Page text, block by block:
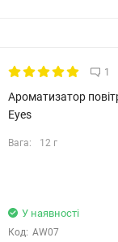
1
Ароматизатор
Eyes
Вага: 12 г
У наявності
Код: AW07